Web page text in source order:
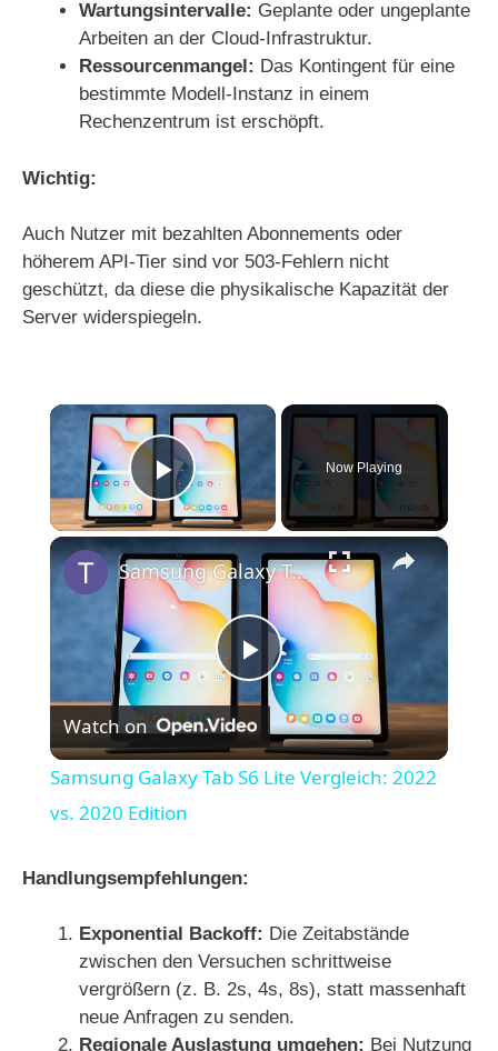
Wartungsintervalle: Geplante oder ungeplante
Arbeiten an der Cloud-Infrastruktur.
Ressourcenmangel: Das Kontingent für eine
bestimmte Modell-Instanz in einem
Rechenzentrum ist erschöpft.
Wichtig:
Auch Nutzer mit bezahlten Abonnements oder
höherem API-Tier sind vor 503-Fehlern nicht
geschützt, da diese die physikalische Kapazität der
Server widerspiegeln.
×
Play Video
Now Playing
×
P
l
V
i
Samsung Galaxy Tab S6 Lite Vergleich: 2022 vs. 2020 Edition
Watch on
Samsung Galaxy Tab S6 Lite Vergleich: 2022
vs. 2020 Edition
Handlungsempfehlungen:
Exponential Backoff: Die Zeitabstände
zwischen den Versuchen schrittweise
vergrößern (z. B. 2s, 4s, 8s), statt massenhaft
neue Anfragen zu senden.
Regionale Auslastung umgehen: Bei Nutzung